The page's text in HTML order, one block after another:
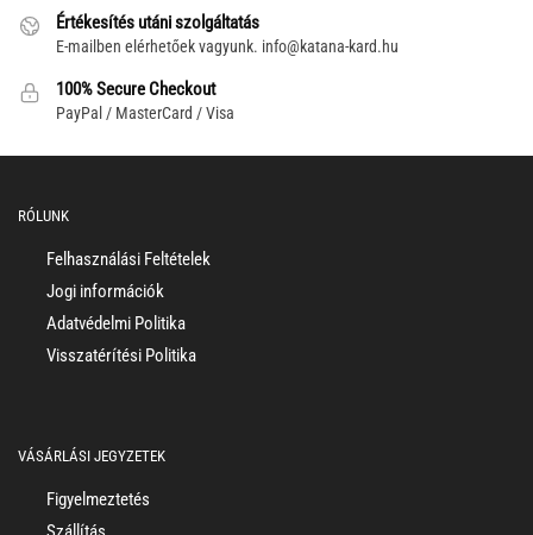
Értékesítés utáni szolgáltatás
E-mailben elérhetőek vagyunk. info@katana-kard.hu
100% Secure Checkout
PayPal / MasterCard / Visa
RÓLUNK
Felhasználási Feltételek
Jogi információk
Adatvédelmi Politika
Visszatérítési Politika
VÁSÁRLÁSI JEGYZETEK
Figyelmeztetés